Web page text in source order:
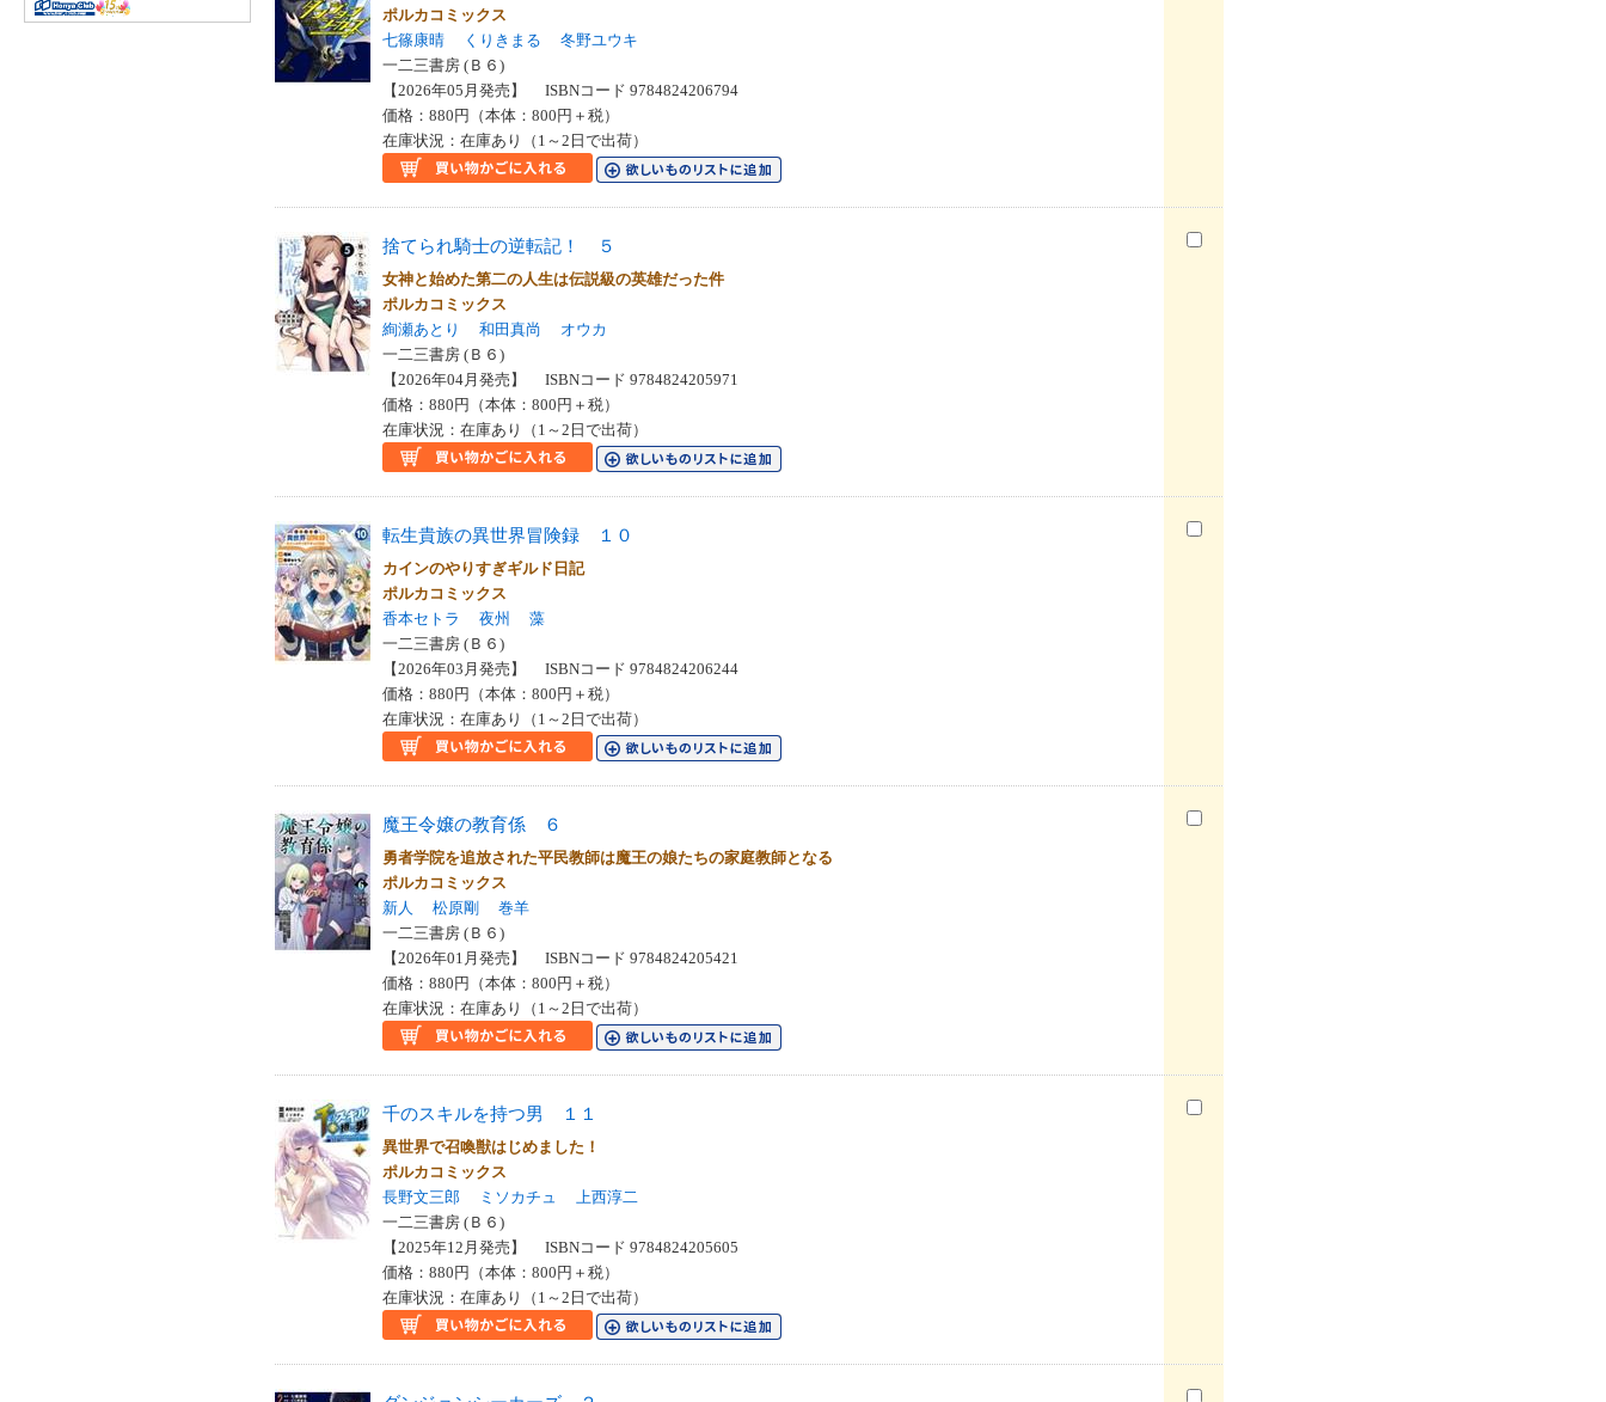
ポルカコミックス
七篠康晴
くりきまる
冬野ユウキ
一二三書房 (Ｂ６)
【2026年05月発売】 ISBNコード 9784824206794
価格：880円（本体：800円＋税）
在庫状況：在庫あり（1～2日で出荷）
捨てられ騎士の逆転記！ ５
女神と始めた第二の人生は伝説級の英雄だった件
ポルカコミックス
絢瀬あとり
和田真尚
オウカ
一二三書房 (Ｂ６)
【2026年04月発売】 ISBNコード 9784824205971
価格：880円（本体：800円＋税）
在庫状況：在庫あり（1～2日で出荷）
転生貴族の異世界冒険録 １０
カインのやりすぎギルド日記
ポルカコミックス
香本セトラ
夜州
藻
一二三書房 (Ｂ６)
【2026年03月発売】 ISBNコード 9784824206244
価格：880円（本体：800円＋税）
在庫状況：在庫あり（1～2日で出荷）
魔王令嬢の教育係 ６
勇者学院を追放された平民教師は魔王の娘たちの家庭教師となる
ポルカコミックス
新人
松原剛
巻羊
一二三書房 (Ｂ６)
【2026年01月発売】 ISBNコード 9784824205421
価格：880円（本体：800円＋税）
在庫状況：在庫あり（1～2日で出荷）
千のスキルを持つ男 １１
異世界で召喚獣はじめました！
ポルカコミックス
長野文三郎
ミソカチュ
上西淳二
一二三書房 (Ｂ６)
【2025年12月発売】 ISBNコード 9784824205605
価格：880円（本体：800円＋税）
在庫状況：在庫あり（1～2日で出荷）